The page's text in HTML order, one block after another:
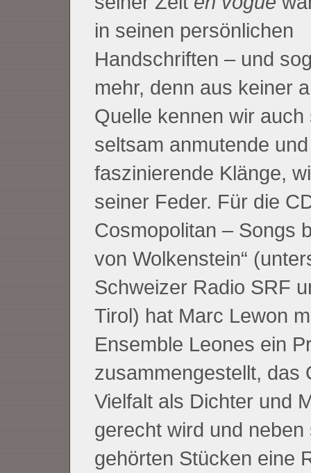
in seinen persönlichen
Handschriften – und
mehr, denn aus keiner
Quelle kennen wir auch
seltsam anmutende
faszinierende Klänge,
seiner Feder. Für die
Cosmopolitan – Songs
von Wolkenstein“
Schweizer Radio SRF
Tirol) hat Marc Lewon
Ensemble Leones ein
zusammengestellt, das
Vielfalt als Dichter und
gerecht wird und neben
gehörten Stücken eine